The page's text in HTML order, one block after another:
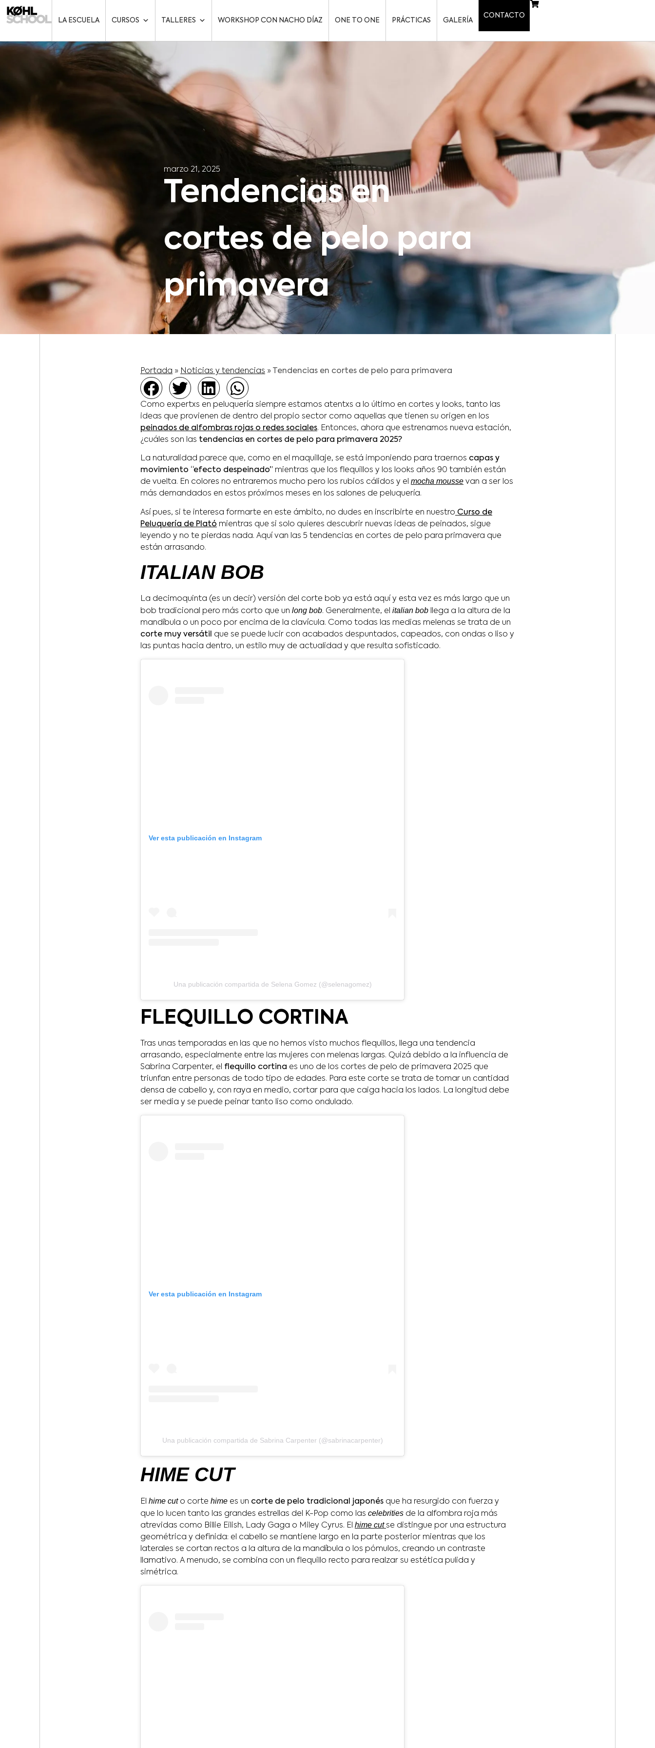
LA ESCUELA CURSOS TALLERES WORKSHOP CON NACHO DÍAZ ONE TO ONE PRÁCTICAS GALERÍA
CONTACTO
marzo 21, 2025
Tendencias en
cortes de pelo para
primavera
Portada » Noticias y tendencias » Tendencias en cortes de pelo para primavera
Como expertxs en peluquería siempre estamos atentxs a lo último en cortes y looks, tanto las
ideas que provienen de dentro del propio sector como aquellas que tienen su origen en los
peinados de alfombras rojas o redes sociales. Entonces, ahora que estrenamos nueva estación,
¿cuáles son las tendencias en cortes de pelo para primavera 2025?
La naturalidad parece que, como en el maquillaje, se está imponiendo para traernos capas y
movimiento “efecto despeinado” mientras que los flequillos y los looks años 90 también están
de vuelta. En colores no entraremos mucho pero los rubios cálidos y el mocha mousse van a ser los
más demandados en estos próximos meses en los salones de peluquería.
Así pues, si te interesa formarte en este ámbito, no dudes en inscribirte en nuestro Curso de
Peluquería de Plató mientras que si solo quieres descubrir nuevas ideas de peinados, sigue
leyendo y no te pierdas nada. Aquí van las 5 tendencias en cortes de pelo para primavera que
están arrasando.
ITALIAN BOB
La decimoquinta (es un decir) versión del corte bob ya está aquí y esta vez es más largo que un
bob tradicional pero más corto que un long bob. Generalmente, el italian bob llega a la altura de la
mandíbula o un poco por encima de la clavícula. Como todas las medias melenas se trata de un
corte muy versátil
que se puede lucir con acabados despuntados, capeados, con ondas o liso y
las puntas hacia dentro, un estilo muy de actualidad y que resulta sofisticado.
Ver esta publicación en Instagram
Una publicación compartida de Selena Gomez (@selenagomez)
FLEQUILLO CORTINA
Tras unas temporadas en las que no hemos visto muchos flequillos, llega una tendencia
arrasando, especialmente entre las mujeres con melenas largas. Quizá debido a la influencia de
Sabrina Carpenter, el flequillo cortina es uno de los cortes de pelo de primavera 2025 que
triunfan entre personas de todo tipo de edades. Para este corte se trata de tomar un cantidad
densa de cabello y, con raya en medio, cortar para que caiga hacia los lados. La longitud debe
ser media y se puede peinar tanto liso como ondulado.
Ver esta publicación en Instagram
Una publicación compartida de Sabrina Carpenter (@sabrinacarpenter)
HIME CUT
El hime cuto corte hime es un corte de pelo tradicional japonés que ha resurgido con fuerza y
que lo lucen tanto las grandes estrellas del K-Pop como las celebrities de la alfombra roja más
atrevidas como Billie Eilish, Lady Gaga o Miley Cyrus. El hime cut se distingue por una estructura
geométrica y definida: el cabello se mantiene largo en la parte posterior mientras que los
laterales se cortan rectos a la altura de la mandíbula o los pómulos, creando un contraste
llamativo. A menudo, se combina con un flequillo recto para realzar su estética pulida y
simétrica.